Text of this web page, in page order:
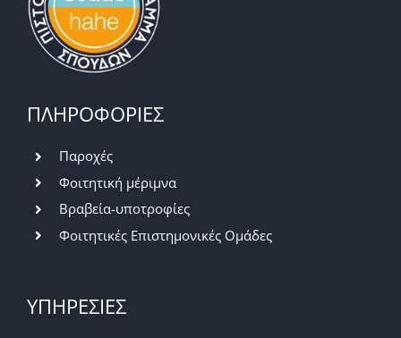
ΠΛΗΡΟΦΟΡΙΕΣ
Παροχές
Φοιτητική μέριμνα
Βραβεία-υποτροφίες
Φοιτητικές Επιστημονικές Ομάδες
ΥΠΗΡΕΣΙΕΣ